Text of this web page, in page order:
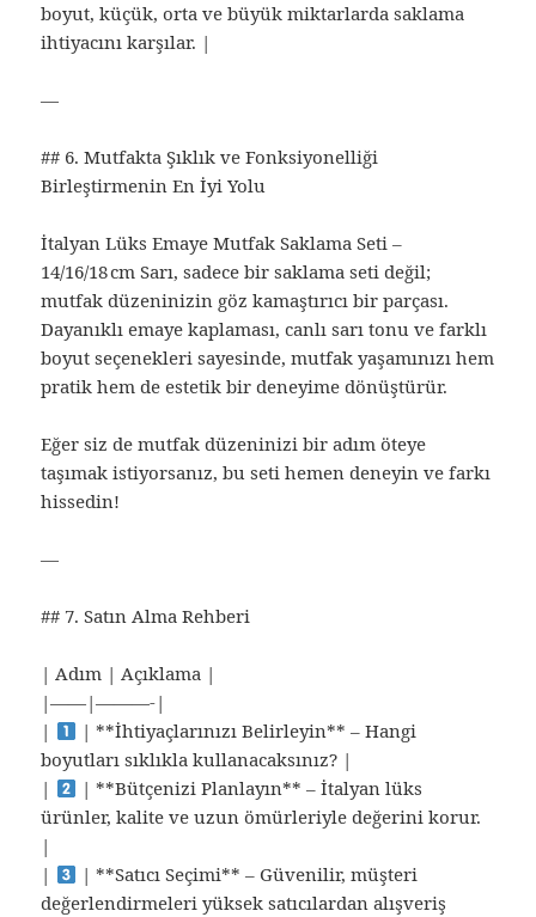
boyut, küçük, orta ve büyük miktarlarda saklama
ihtiyacını karşılar. |
—
## 6. Mutfakta Şıklık ve Fonksiyonelliği
Birleştirmenin En İyi Yolu
İtalyan Lüks Emaye Mutfak Saklama Seti –
14/16/18 cm Sarı, sadece bir saklama seti değil;
mutfak düzeninizin göz kamaştırıcı bir parçası.
Dayanıklı emaye kaplaması, canlı sarı tonu ve farklı
boyut seçenekleri sayesinde, mutfak yaşamınızı hem
pratik hem de estetik bir deneyime dönüştürür.
Eğer siz de mutfak düzeninizi bir adım öteye
taşımak istiyorsanız, bu seti hemen deneyin ve farkı
hissedin!
—
## 7. Satın Alma Rehberi
| Adım | Açıklama |
|——|———-|
|
| **İhtiyaçlarınızı Belirleyin** – Hangi
boyutları sıklıkla kullanacaksınız? |
|
| **Bütçenizi Planlayın** – İtalyan lüks
ürünler, kalite ve uzun ömürleriyle değerini korur.
|
|
| **Satıcı Seçimi** – Güvenilir, müşteri
değerlendirmeleri yüksek satıcılardan alışveriş